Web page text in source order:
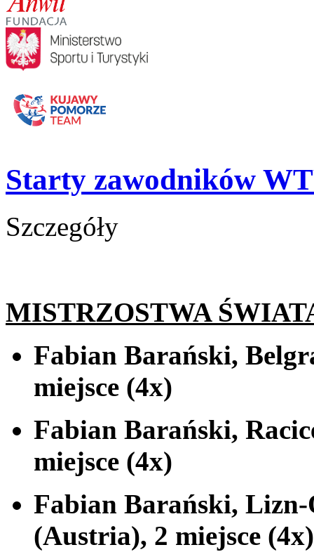
Starty zawodników
Szczegóły
MISTRZOSTWA
Fabian Barański,
miejsce (4x)
Fabian Barański,
miejsce (4x)
Fabian Barański, Lizn-
(Austria), 2 miejsce (4x)